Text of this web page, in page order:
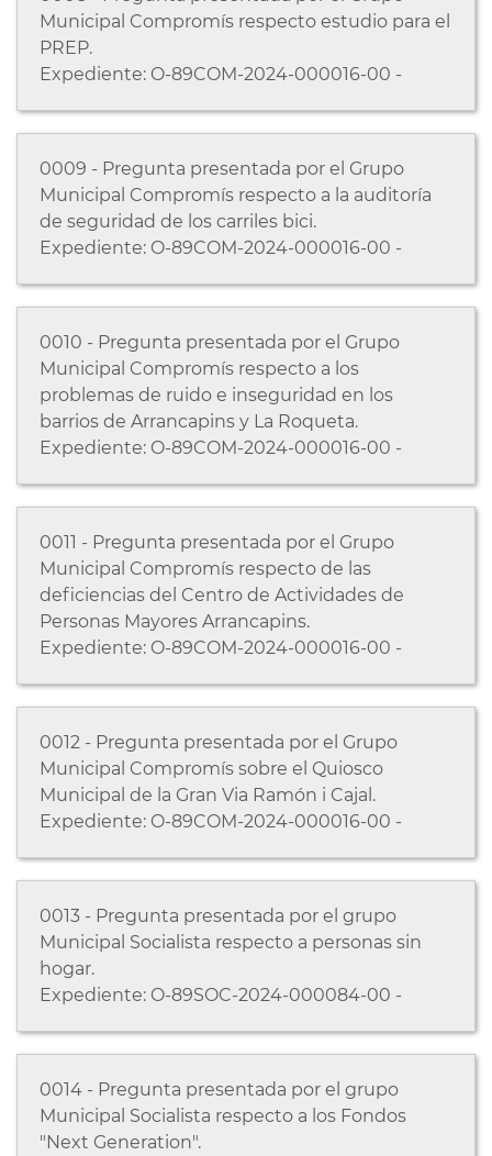
Municipal Compromís respecto estudio para el
PREP.
Expediente: O-89COM-2024-000016-00 -
0009 - Pregunta presentada por el Grupo
Municipal Compromís respecto a la auditoría
de seguridad de los carriles bici.
Expediente: O-89COM-2024-000016-00 -
0010 - Pregunta presentada por el Grupo
Municipal Compromís respecto a los
problemas de ruido e inseguridad en los
barrios de Arrancapins y La Roqueta.
Expediente: O-89COM-2024-000016-00 -
0011 - Pregunta presentada por el Grupo
Municipal Compromís respecto de las
deficiencias del Centro de Actividades de
Personas Mayores Arrancapins.
Expediente: O-89COM-2024-000016-00 -
0012 - Pregunta presentada por el Grupo
Municipal Compromís sobre el Quiosco
Municipal de la Gran Via Ramón i Cajal.
Expediente: O-89COM-2024-000016-00 -
0013 - Pregunta presentada por el grupo
Municipal Socialista respecto a personas sin
hogar.
Expediente: O-89SOC-2024-000084-00 -
0014 - Pregunta presentada por el grupo
Municipal Socialista respecto a los Fondos
"Next Generation".